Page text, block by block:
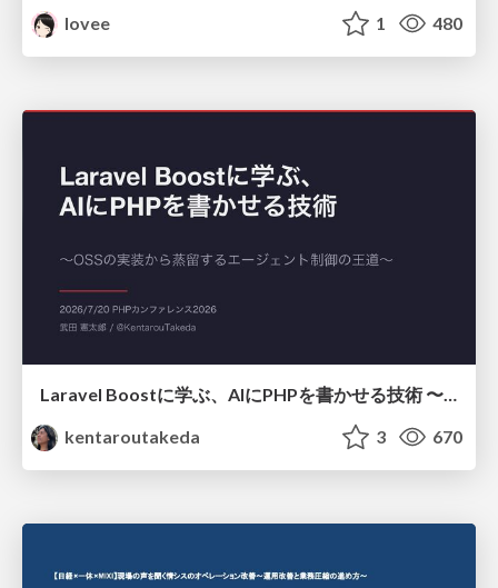
lovee
1 480
Laravel Boostに学ぶ、AIにPHPを書かせる技術 〜OSSの実装から蒸留するエージェント制御の王道〜
kentaroutakeda
3 670